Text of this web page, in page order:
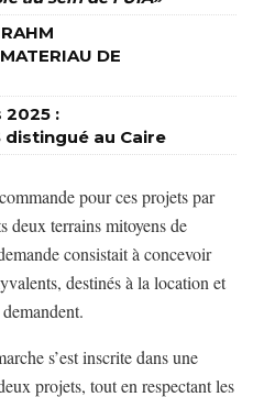
DE
:
distingué au Caire
pour ces projets par
deux terrains mitoyens de
consistait à concevoir
destinés à la location et
s’est inscrite dans une
projets, tout en respectant les